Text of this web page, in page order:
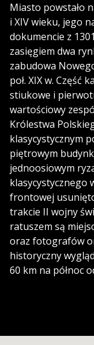
Miasto powstało
i XIV wieku, jego
dokumencie z
zasięgiem dwa
zabudowa
poł. XIX w. Część
stiukowe i
wartościowy
Królestwa
klasycystycznym
piętrowym
jednoosiowym
klasycystycznego
frontowej
trakcie II wojny
ratuszem są
oraz fotografów
historyczny
60 km na północ